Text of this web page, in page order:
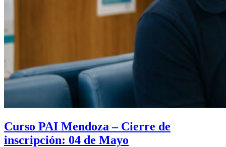
Curso PAI Mendoza – Cierre de
inscripción: 04 de Mayo